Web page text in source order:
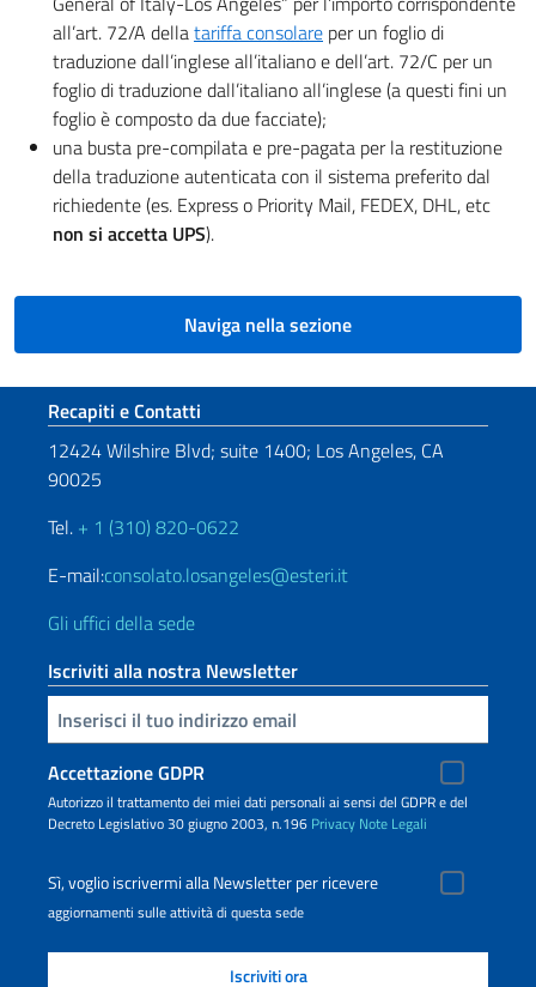
all’art. 72/A dellatariffa consolare per un foglio di
traduzione dall’inglese all’italiano e dell’art. 72/C per un
foglio di traduzione dall’italiano all’inglese (a questi fini un
foglio è composto da due facciate);
una busta pre-compilata e pre-pagata per la restituzione
della traduzione autenticata con il sistema preferito dal
richiedente (es. Express o Priority Mail, FEDEX, DHL, etc
non si accetta UPS).
Naviga nella sezione
Sezione footer
Recapiti e Contatti
12424 Wilshire Blvd; suite 1400; Los Angeles, CA
90025
Tel. + 1 (310) 820-0622
E-mail:consolato.losangeles@esteri.it
Gli uffici della sede
Iscriviti alla nostra Newsletter
Inserisci la tua email
Accettazione GDPR
Autorizzo il trattamento dei miei dati personali ai sensi del GDPR e del
Decreto Legislativo 30 giugno 2003, n.196 Privacy Note Legali
Sì, voglio iscrivermi alla Newsletter per ricevere
aggiornamenti sulle attività di questa sede